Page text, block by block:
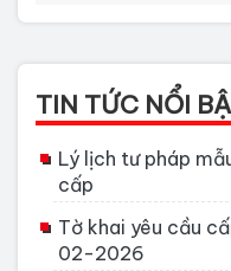
TIN TỨC NỔI
Lý lịch tư pháp
cấp
Tờ khai yêu cầu
02-2026